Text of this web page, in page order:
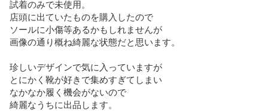
試着のみで未使用。
店頭に出ていたものを購入したので
ソールに小傷等あるかもしれませんが
画像の通り概ね綺麗な状態だと思います。
珍しいデザインで気に入っていますが
とにかく靴が好きで集めすぎてしまい
なかなか履く機会がないので
綺麗なうちに出品します。